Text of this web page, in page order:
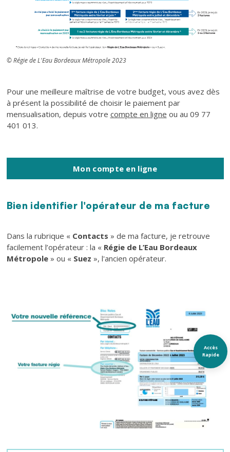
Accès
Rapide
© Régie de L'Eau Bordeaux Métropole 2023
Texte
Pour une meilleure maîtrise de votre budget, vous avez dès
à présent la possibilité de choisir le paiement par
mensualisation, depuis votre compte en ligne ou au 09 77
401 013.
Mon compte en ligne
Texte
Bien identifier l'opérateur de ma facture
Dans la rubrique « Contacts » de ma facture, je retrouve
facilement l’opérateur : la « Régie de L’Eau Bordeaux
Métropole» ou « Suez », l'ancien opérateur.